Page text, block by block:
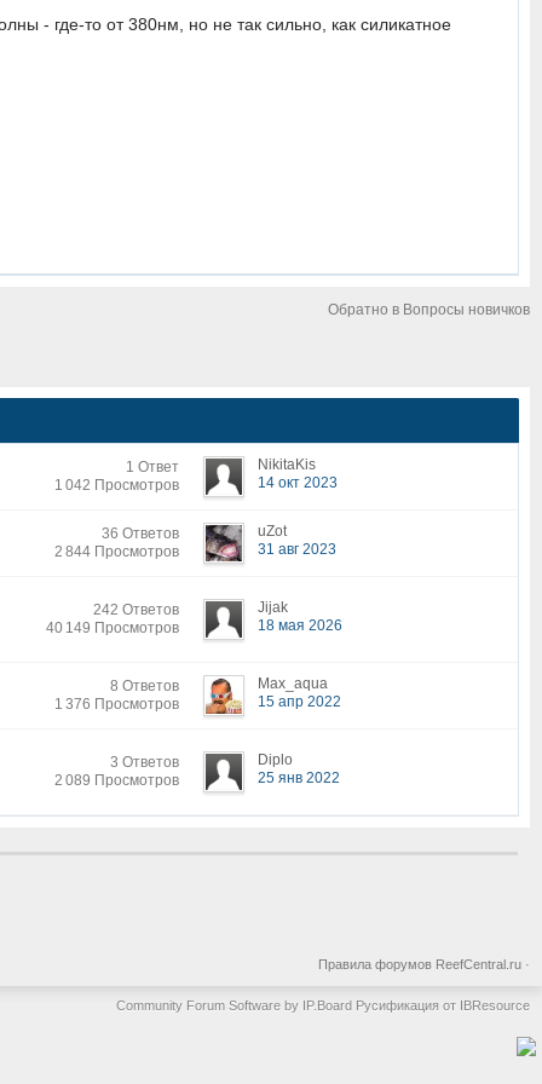
- где-то от 380нм, но не так сильно, как силикатное
Обратно в Вопросы новичков
1 Ответ
1 042 Просмотров
NikitaKis
14 окт 2023
36 Ответов
2 844 Просмотров
uZot
31 авг 2023
242 Ответов
40 149 Просмотров
Jijak
18 мая 2026
8 Ответов
1 376 Просмотров
Max_aqua
15 апр 2022
3 Ответов
2 089 Просмотров
Diplo
25 янв 2022
Правила форумов ReefCentral.ru ·
Community Forum Software by IP.Board Русификация от IBResource